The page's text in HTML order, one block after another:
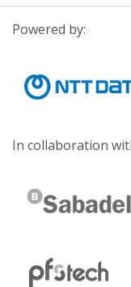
Powered by:
In collaboration